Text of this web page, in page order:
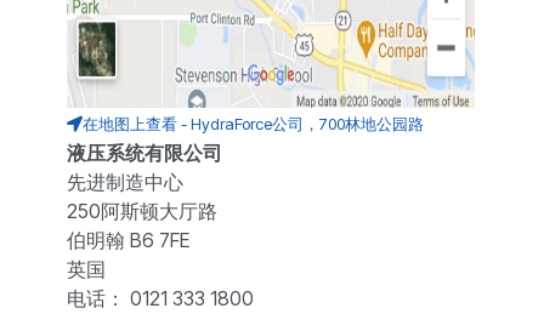
在地图上查看 - HydraForce公司，700林地公园路
液压系统有限公司
先进制造中心
250阿斯顿大厅路
伯明翰 B6 7FE
英国
电话： 0121 333 1800